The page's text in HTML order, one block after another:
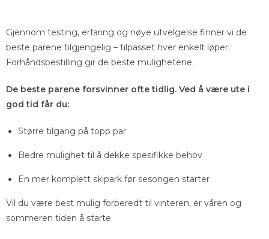
Gjennom testing, erfaring og nøye utvelgelse finner vi de
beste parene tilgjengelig – tilpasset hver enkelt løper.
Forhåndsbestilling gir de beste mulighetene.
De beste parene forsvinner ofte tidlig. Ved å være ute i
god tid får du:
Større tilgang på topp par
Bedre mulighet til å dekke spesifikke behov
En mer komplett skipark før sesongen starter
Vil du være best mulig forberedt til vinteren, er våren og
sommeren tiden å starte.